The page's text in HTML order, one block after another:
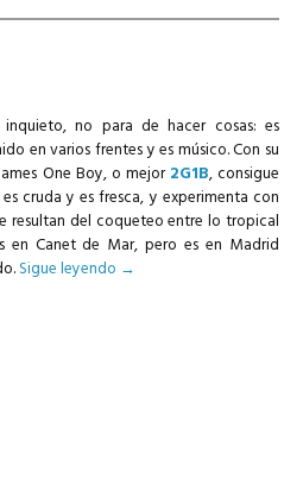
no para de hacer cosas: es
en varios frentes y es músico. Con su
One Boy, o mejor2G1B, consigue
cruda y es fresca, y experimenta con
resultan del coqueteo entre lo tropical
en Canet de Mar, pero es en Madrid
Sigue leyendo →